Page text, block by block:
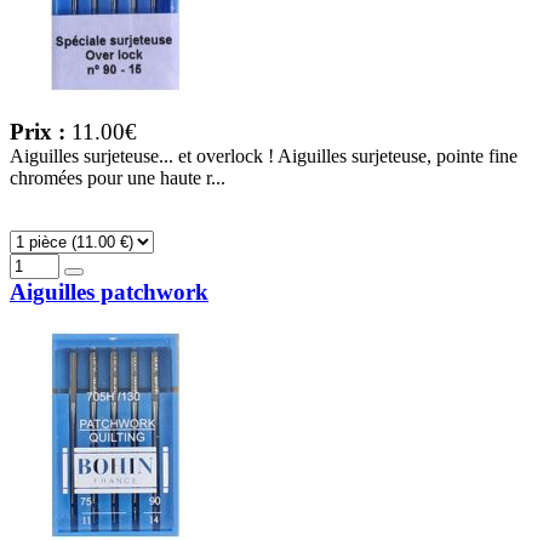
Prix : 11.00€
Aiguilles surjeteuse... et overlock ! Aiguilles surjeteuse, pointe fine
chromées pour une haute r...
Aiguilles patchwork